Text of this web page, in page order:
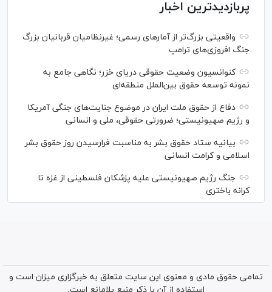
پربازدیدترین اخبار
واقعیتی بزرگ‌تر از آمار‌های رسمی؛ غیرنظامیان قربانیان بزرگ
جنگ افروزی‌های ترامپ
کنوانسیون وضعیت حقوقی دریای خزر؛ نگاهی جامع به
نمونه توسعه حقوق بین‌الملل منطقه‌ای
دفاع از حقوق ملت ایران در موضوع جنایت‌های جنگی آمریکا
و رژیم صهیونیستی؛ ضرورتی حقوقی، ملی و انسانی
بیانیه ستاد حقوق بشر به مناسبت فرارسیدن روز حقوق بشر
اسلامی و کرامت انسانی
جنگ رژیم صهیونیستی علیه پزشکان فلسطینی از غزه تا
کرانه باختری
تمامی حقوق مادی و معنوی این سایت متعلق به خبرگزاری میزان است و